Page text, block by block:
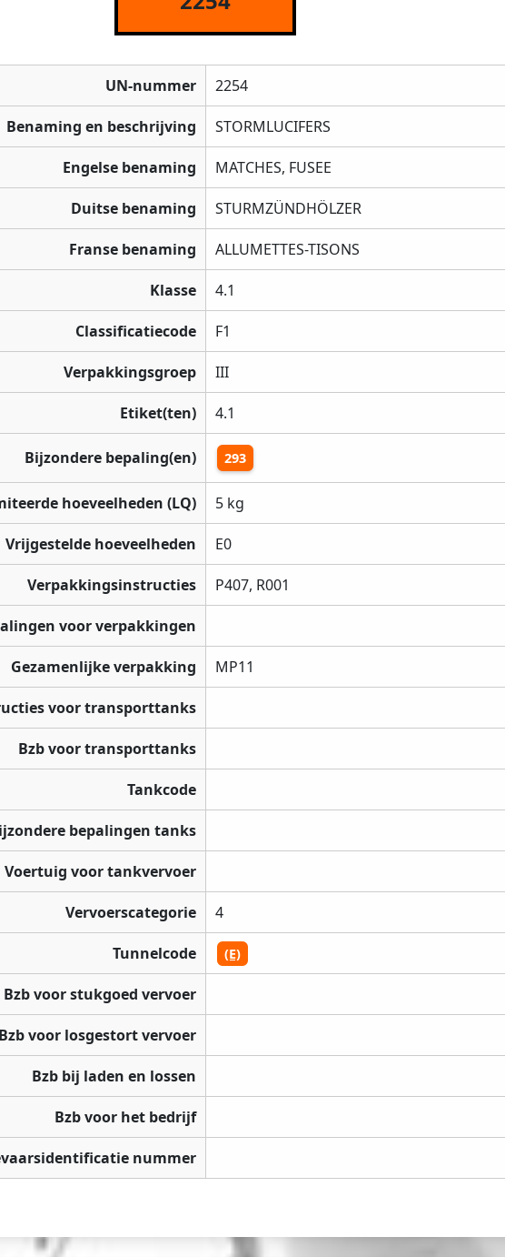
UN-nummer 2254
Benaming en beschrijving STORMLUCIFERS
Engelse benaming MATCHES, FUSEE
Duitse benaming STURMZÜNDHÖLZER
Franse benaming ALLUMETTES-TISONS
Klasse 4.1
Classificatiecode F1
Verpakkingsgroep III
Etiket(ten) 4.1
Bijzondere bepaling(en) 293
hoeveelheden (LQ) 5 kg
Vrijgestelde hoeveelheden E0
Verpakkingsinstructies P407, R001
voor verpakkingen
Gezamenlijke verpakking MP11
voor transporttanks
Bzb voor transporttanks
Tankcode
bepalingen tanks
Voertuig voor tankvervoer
Vervoerscategorie 4
Tunnelcode (E)
Bzb voor stukgoed vervoer
voor losgestort vervoer
Bzb bij laden en lossen
Bzb voor het bedrijf
nummer